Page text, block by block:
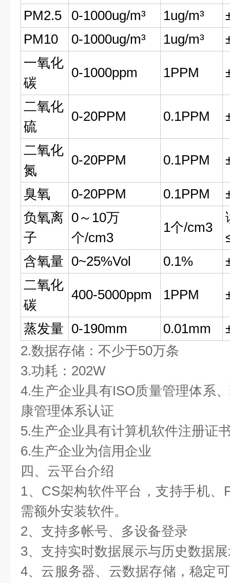
PM2.5 0-1000ug/m³ 1ug/m³
PM10
0-1000ug/m³ 1ug/m³
一氧化
碳
0-1000ppm 1PPM
二氧化
硫
0-20PPM 0.1PPM
二氧化
氮
0-20PPM 0.1PPM
臭氧 0-20PPM 0.1PPM
负氧离
子
0～10万
个/cm3
1个/cm3
含氧量 0~25%Vol 0.1%
二氧化
碳
400-5000ppm 1PPM
蒸发量 0-190mm 0.01mm
2.数据存储：不少于50万条
3.功耗：202W
4.生产企业具有ISO质量管理体系
康管理体系认证
5.生产企业具有计算机软件注册证
6.生产企业为信用企业
四、云平台介绍
1、CS架构软件平台，支持手机、
需额外安装软件。
2、支持多帐号、多设备登录
3、支持实时数据展示与历史数据
4、云服务器、云数据存储，稳定